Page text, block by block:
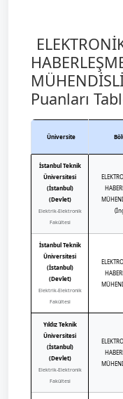
Puanları
Üniversite
İstanbul Teknik
Üniversitesi
(İstanbul)
(Devlet)
Elektrik-Elektronik
Fakültesi
İstanbul Teknik
Üniversitesi
(İstanbul)
(Devlet)
Elektrik-Elektronik
Fakültesi
Yıldız Teknik
Üniversitesi
(İstanbul)
(Devlet)
Elektrik-Elektronik
Fakültesi